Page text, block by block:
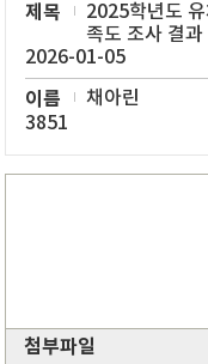
제목
2025학년도
족도 조사 결과
2026-01-05
이름 채아린
3851
첨부파일